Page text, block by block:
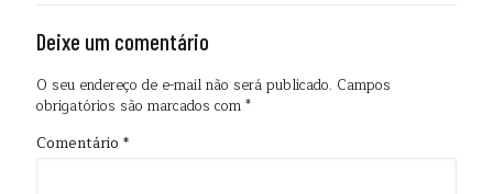
Deixe um comentário
O seu endereço de e-mail não será publicado. Campos
obrigatórios são marcados com*
Comentário *